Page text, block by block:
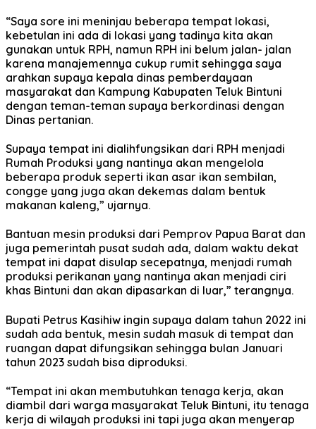
“Saya sore ini meninjau beberapa tempat lokasi,
kebetulan ini ada di lokasi yang tadinya kita akan
gunakan untuk RPH, namun RPH ini belum jalan- jalan
karena manajemennya cukup rumit sehingga saya
arahkan supaya kepala dinas pemberdayaan
masyarakat dan Kampung Kabupaten Teluk Bintuni
dengan teman-teman supaya berkordinasi dengan
Dinas pertanian.
Supaya tempat ini dialihfungsikan dari RPH menjadi
Rumah Produksi yang nantinya akan mengelola
beberapa produk seperti ikan asar ikan sembilan,
congge yang juga akan dekemas dalam bentuk
makanan kaleng,” ujarnya.
Bantuan mesin produksi dari Pemprov Papua Barat dan
juga pemerintah pusat sudah ada, dalam waktu dekat
tempat ini dapat disulap secepatnya, menjadi rumah
produksi perikanan yang nantinya akan menjadi ciri
khas Bintuni dan akan dipasarkan di luar,” terangnya.
Bupati Petrus Kasihiw ingin supaya dalam tahun 2022 ini
sudah ada bentuk, mesin sudah masuk di tempat dan
ruangan dapat difungsikan sehingga bulan Januari
tahun 2023 sudah bisa diproduksi.
“Tempat ini akan membutuhkan tenaga kerja, akan
diambil dari warga masyarakat Teluk Bintuni, itu tenaga
kerja di wilayah produksi ini tapi juga akan menyerap